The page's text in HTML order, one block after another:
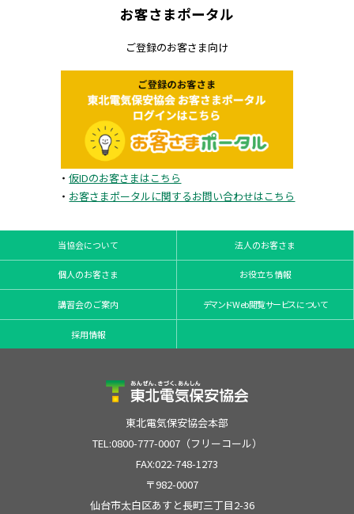
お客さまポータル
ご登録のお客さま向け
・仮IDのお客さまはこちら
・ お客さまポータルに関するお問い合わせはこちら
当協会について 法人のお客さま
個人のお客さま お役立ち情報
講習会のご案内 デマンドWeb閲覧サービスについて
採用情報
東北電気保安協会本部
TEL:0800-777-0007（フリーコール）
FAX:022-748-1273
〒982-0007
仙台市太白区あすと長町三丁目2-36